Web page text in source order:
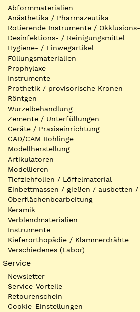
Abformmaterialien
Anästhetika / Pharmazeutika
Rotierende Instrumente /
Desinfektions- / Reinigungsmittel
Hygiene- / Einwegartikel
Füllungsmaterialien
Prophylaxe
Instrumente
Prothetik / provisorische Kronen
Röntgen
Wurzelbehandlung
Zemente / Unterfüllungen
Geräte / Praxiseinrichtung
CAD/CAM Rohlinge
Modellherstellung
Artikulatoren
Modellieren
Tiefziehfolien / Löffelmaterial
Einbettmassen / gießen / ausbetten
Oberflächenbearbeitung
Keramik
Verblendmaterialien
Instrumente
Kieferorthopädie / Klammerdrähte
Verschiedenes (Labor)
Service
Newsletter
Service-Vorteile
Retourenschein
Cookie-Einstellungen